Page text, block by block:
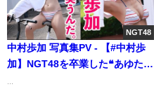
NGT48
中村歩加 写真集PV - 【#中村歩
加】NGT48を卒業した❝あゆたろ